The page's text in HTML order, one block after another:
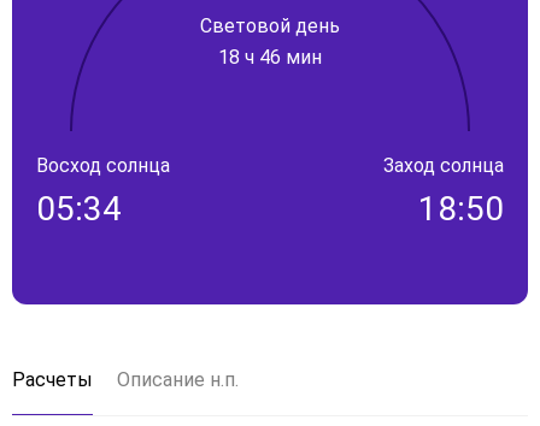
Световой день
18 ч 46 мин
Восход солнца
05:34
Заход солнца
18:50
Расчеты Описание н.п.